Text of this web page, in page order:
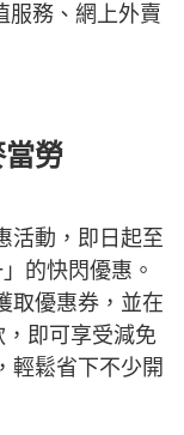
服務、網上外賣
勞
活動，即日起至
的快閃優惠。
取優惠券，並在
即可享受減免
輕鬆省下不少開